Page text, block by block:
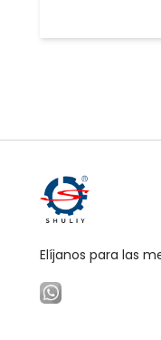
Elíjanos para las